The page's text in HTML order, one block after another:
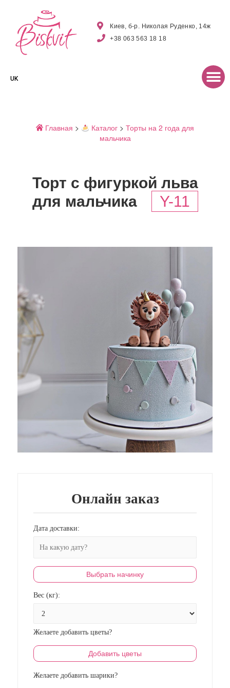
Киев, б-р. Николая Руденко, 14ж
+38 063 563 18 18
UK
Главная > Каталог> Торты на 2 года для
мальчика
Торт с фигуркой льва
для мальчика
Y-11
Онлайн заказ
Дата доставки:
Выбрать начинку
Вес (кг):
Желаете добавить цветы?
Добавить цветы
Желаете добавить шарики?